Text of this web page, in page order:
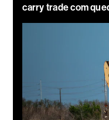
carry trade com